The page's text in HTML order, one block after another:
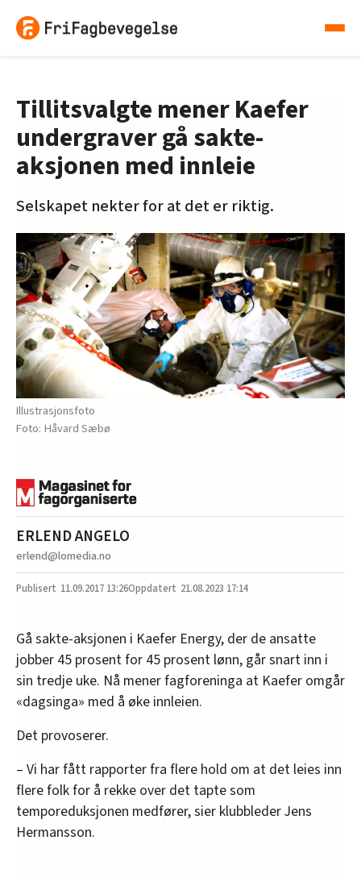
Tillitsvalgte mener Kaefer
undergraver gå sakte-
aksjonen med innleie
Selskapet nekter for at det er riktig.
Illustrasjonsfoto
Håvard Sæbø
ERLEND ANGELO
erlend@lomedia.no
11.09.2017 13:26 21.08.2023 17:14
Gå sakte-aksjonen i Kaefer Energy, der de ansatte
jobber 45 prosent for 45 prosent lønn, går snart inn i
sin tredje uke. Nå mener fagforeninga at Kaefer omgår
«dagsinga» med å øke innleien.
Det provoserer.
– Vi har fått rapporter fra flere hold om at det leies inn
flere folk for å rekke over det tapte som
temporeduksjonen medfører, sier klubbleder Jens
Hermansson.